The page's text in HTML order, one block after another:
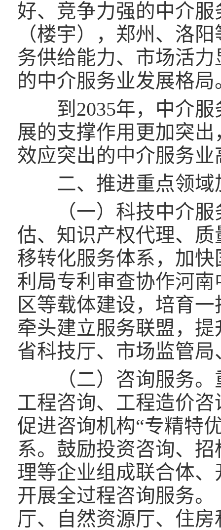
好、竞争力强的中介
（楼宇），郑州、洛
务供给能力、市场活
的中介服务业发展格局
到2035年，中介服
展的支撑作用更加突
效应突出的中介服务业
二、推进重点领域
（一）科技中介服
估、知识产权代理、
移转化服务体系，加
利局专利审查协作河
区等载体建设，培育
牵头建立服务联盟，
省科技厅、市场监管
（二）咨询服务。
工程咨询、工程造价
促进咨询机构“专精特
系。鼓励投资咨询、
理等企业组成联合体
开展全过程咨询服务
厅、自然资源厅、住